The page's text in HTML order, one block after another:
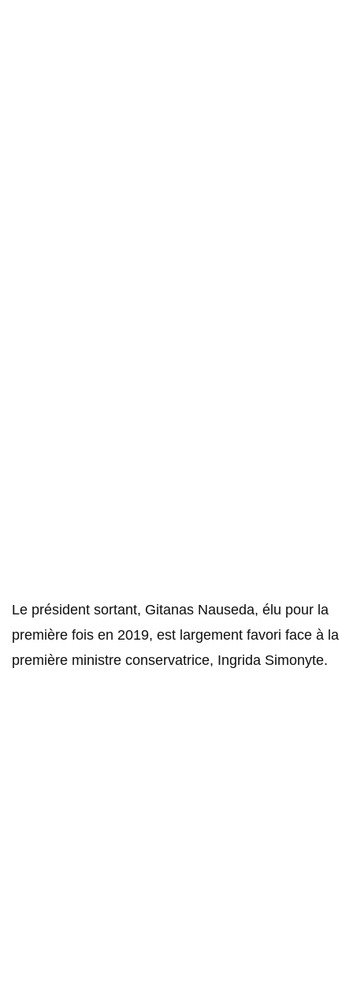
Le président sortant, Gitanas Nauseda, élu pour la
première fois en 2019, est largement favori face à la
première ministre conservatrice, Ingrida Simonyte.